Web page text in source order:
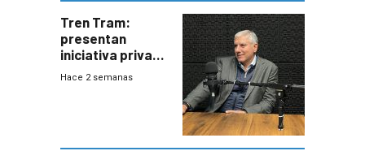
Tren Tram:
presentan
iniciativa privada
para una red de
Hace 2 semanas